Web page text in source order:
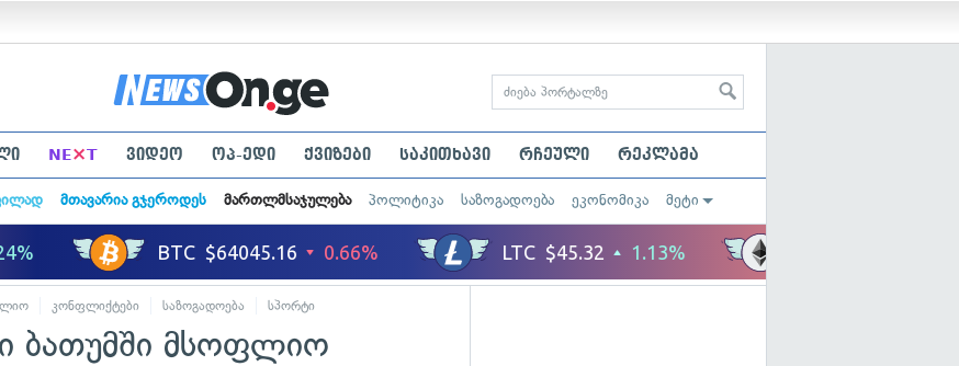
NE×T ვიდეო ოპ-ედი ქვიზები საკითხავი რჩეული რეკლამა
მთავარია გჯეროდეს მართლმსაჯულება პოლიტიკა საზოგადოება ეკონომიკა მეტი
კონფლიქტები საზოგადოება სპორტი
ბათუმში მსოფლიო